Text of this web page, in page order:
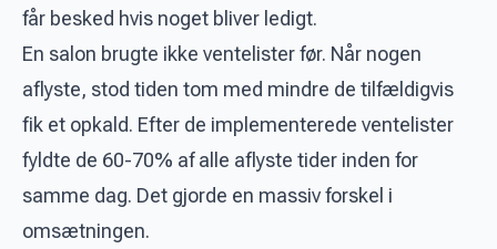
får besked hvis noget bliver ledigt.
En salon brugte ikke ventelister før. Når nogen
aflyste, stod tiden tom med mindre de tilfældigvis
fik et opkald. Efter de implementerede ventelister
fyldte de 60-70% af alle aflyste tider inden for
samme dag. Det gjorde en massiv forskel i
omsætningen.